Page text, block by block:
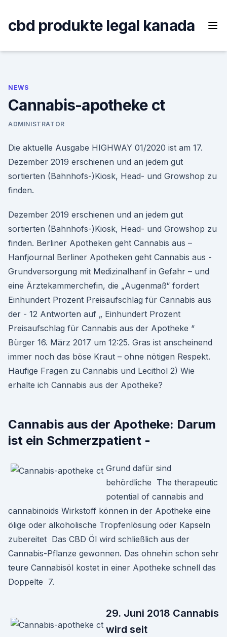
content
cbd produkte legal kanada
NEWS
Cannabis-apotheke ct
ADMINISTRATOR
Die aktuelle Ausgabe HIGHWAY 01/2020 ist am 17.
Dezember 2019 erschienen und an jedem gut
sortierten (Bahnhofs-)Kiosk, Head- und Growshop zu
finden.
Dezember 2019 erschienen und an jedem gut
sortierten (Bahnhofs-)Kiosk, Head- und Growshop zu
finden. Berliner Apotheken geht Cannabis aus –
Hanfjournal Berliner Apotheken geht Cannabis aus -
Grundversorgung mit Medizinalhanf in Gefahr – und
eine Ärztekammerchefin, die „Augenmaß“ fordert
Einhundert Prozent Preisaufschlag für Cannabis aus
der - 12 Antworten auf „ Einhundert Prozent
Preisaufschlag für Cannabis aus der Apotheke “
Bürger 16. März 2017 um 12:25. Gras ist anscheinend
immer noch das böse Kraut – ohne nötigen Respekt.
Häufige Fragen zu Cannabis und Lecithol 2) Wie
erhalte ich Cannabis aus der Apotheke?
Cannabis aus der Apotheke: Darum
ist ein Schmerzpatient -
Grund dafür sind
behördliche The therapeutic
potential of cannabis and
cannabinoids Wirkstoff können in der Apotheke eine
ölige oder alkoholische Tropfenlösung oder Kapseln
zubereitet Das CBD Öl wird schließlich aus der
Cannabis-Pflanze gewonnen. Das ohnehin schon sehr
teure Cannabisöl kostet in einer Apotheke schnell das
Doppelte 7.
29. Juni 2018 Cannabis
wird seit